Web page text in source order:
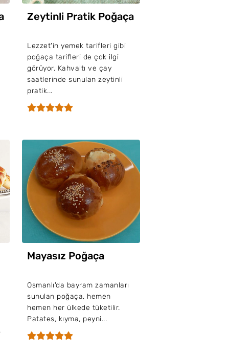
Zeytinli Pratik Poğaça
Lezzet'in yemek tarifleri gibi
poğaça tarifleri de çok ilgi
görüyor. Kahvaltı ve çay
saatlerinde sunulan zeytinli
pratik...
Mayasız Poğaça
Osmanlı'da bayram zamanları
sunulan poğaça, hemen
hemen her ülkede tüketilir.
Patates, kıyma, peyni...